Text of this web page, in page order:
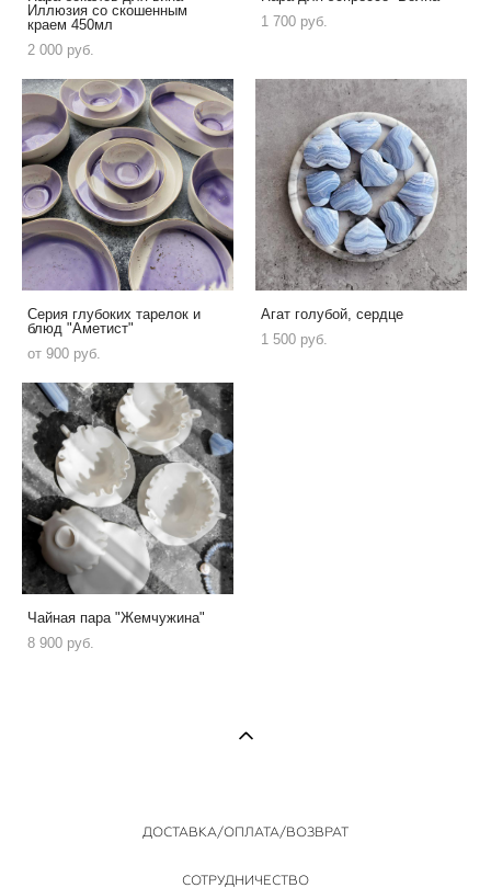
Иллюзия со скошенным
краем 450мл
2 000 pуб.
1 700 pуб.
Серия глубоких тарелок и
блюд "Аметист"
от 900 pуб.
Агат голубой, сердце
1 500 pуб.
Чайная пара "Жемчужина"
8 900 pуб.
ДОСТАВКА/ОПЛАТА/ВОЗВРАТ
СОТРУДНИЧЕСТВО